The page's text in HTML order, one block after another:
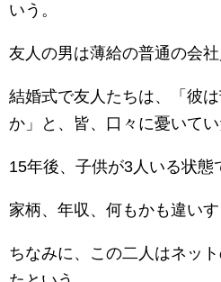
いう。
友人の男は薄給の普通の会社
結婚式で友人たちは、「彼
か」と、皆、口々に憂いてい
15年後、子供が3人いる状態
家柄、年収、何もかも違いす
ちなみに、この二人はネッ